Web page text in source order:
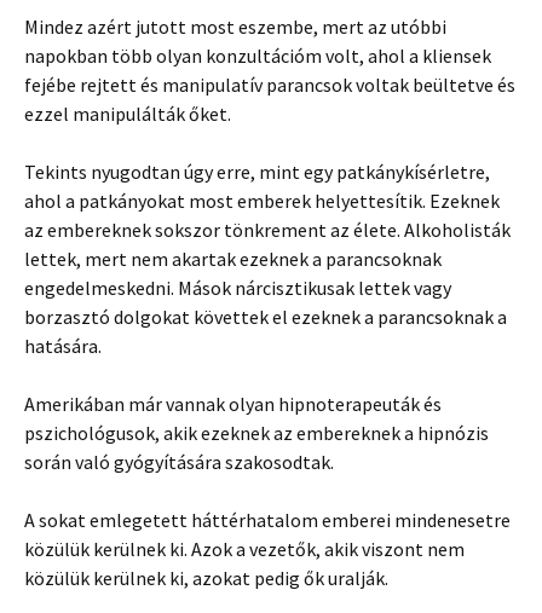
Mindez azért jutott most eszembe, mert az utóbbi
napokban több olyan konzultációm volt, ahol a kliensek
fejébe rejtett és manipulatív parancsok voltak beültetve és
ezzel manipulálták őket.
Tekints nyugodtan úgy erre, mint egy patkánykísérletre,
ahol a patkányokat most emberek helyettesítik. Ezeknek
az embereknek sokszor tönkrement az élete. Alkoholisták
lettek, mert nem akartak ezeknek a parancsoknak
engedelmeskedni. Mások nárcisztikusak lettek vagy
borzasztó dolgokat követtek el ezeknek a parancsoknak a
hatására.
Amerikában már vannak olyan hipnoterapeuták és
pszichológusok, akik ezeknek az embereknek a hipnózis
során való gyógyítására szakosodtak.
A sokat emlegetett háttérhatalom emberei mindenesetre
közülük kerülnek ki. Azok a vezetők, akik viszont nem
közülük kerülnek ki, azokat pedig ők uralják.